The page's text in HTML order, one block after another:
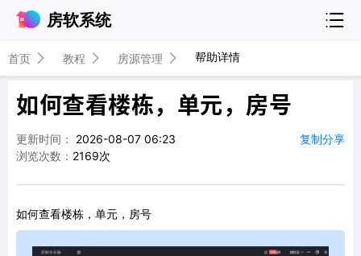
房软系统
首页 教程 房源管理 帮助详情
如何查看楼栋，单元，房号
更新时间：
2026-08-07 06:23
浏览次数： 2169次
复制分享
如何查看楼栋，单元，房号